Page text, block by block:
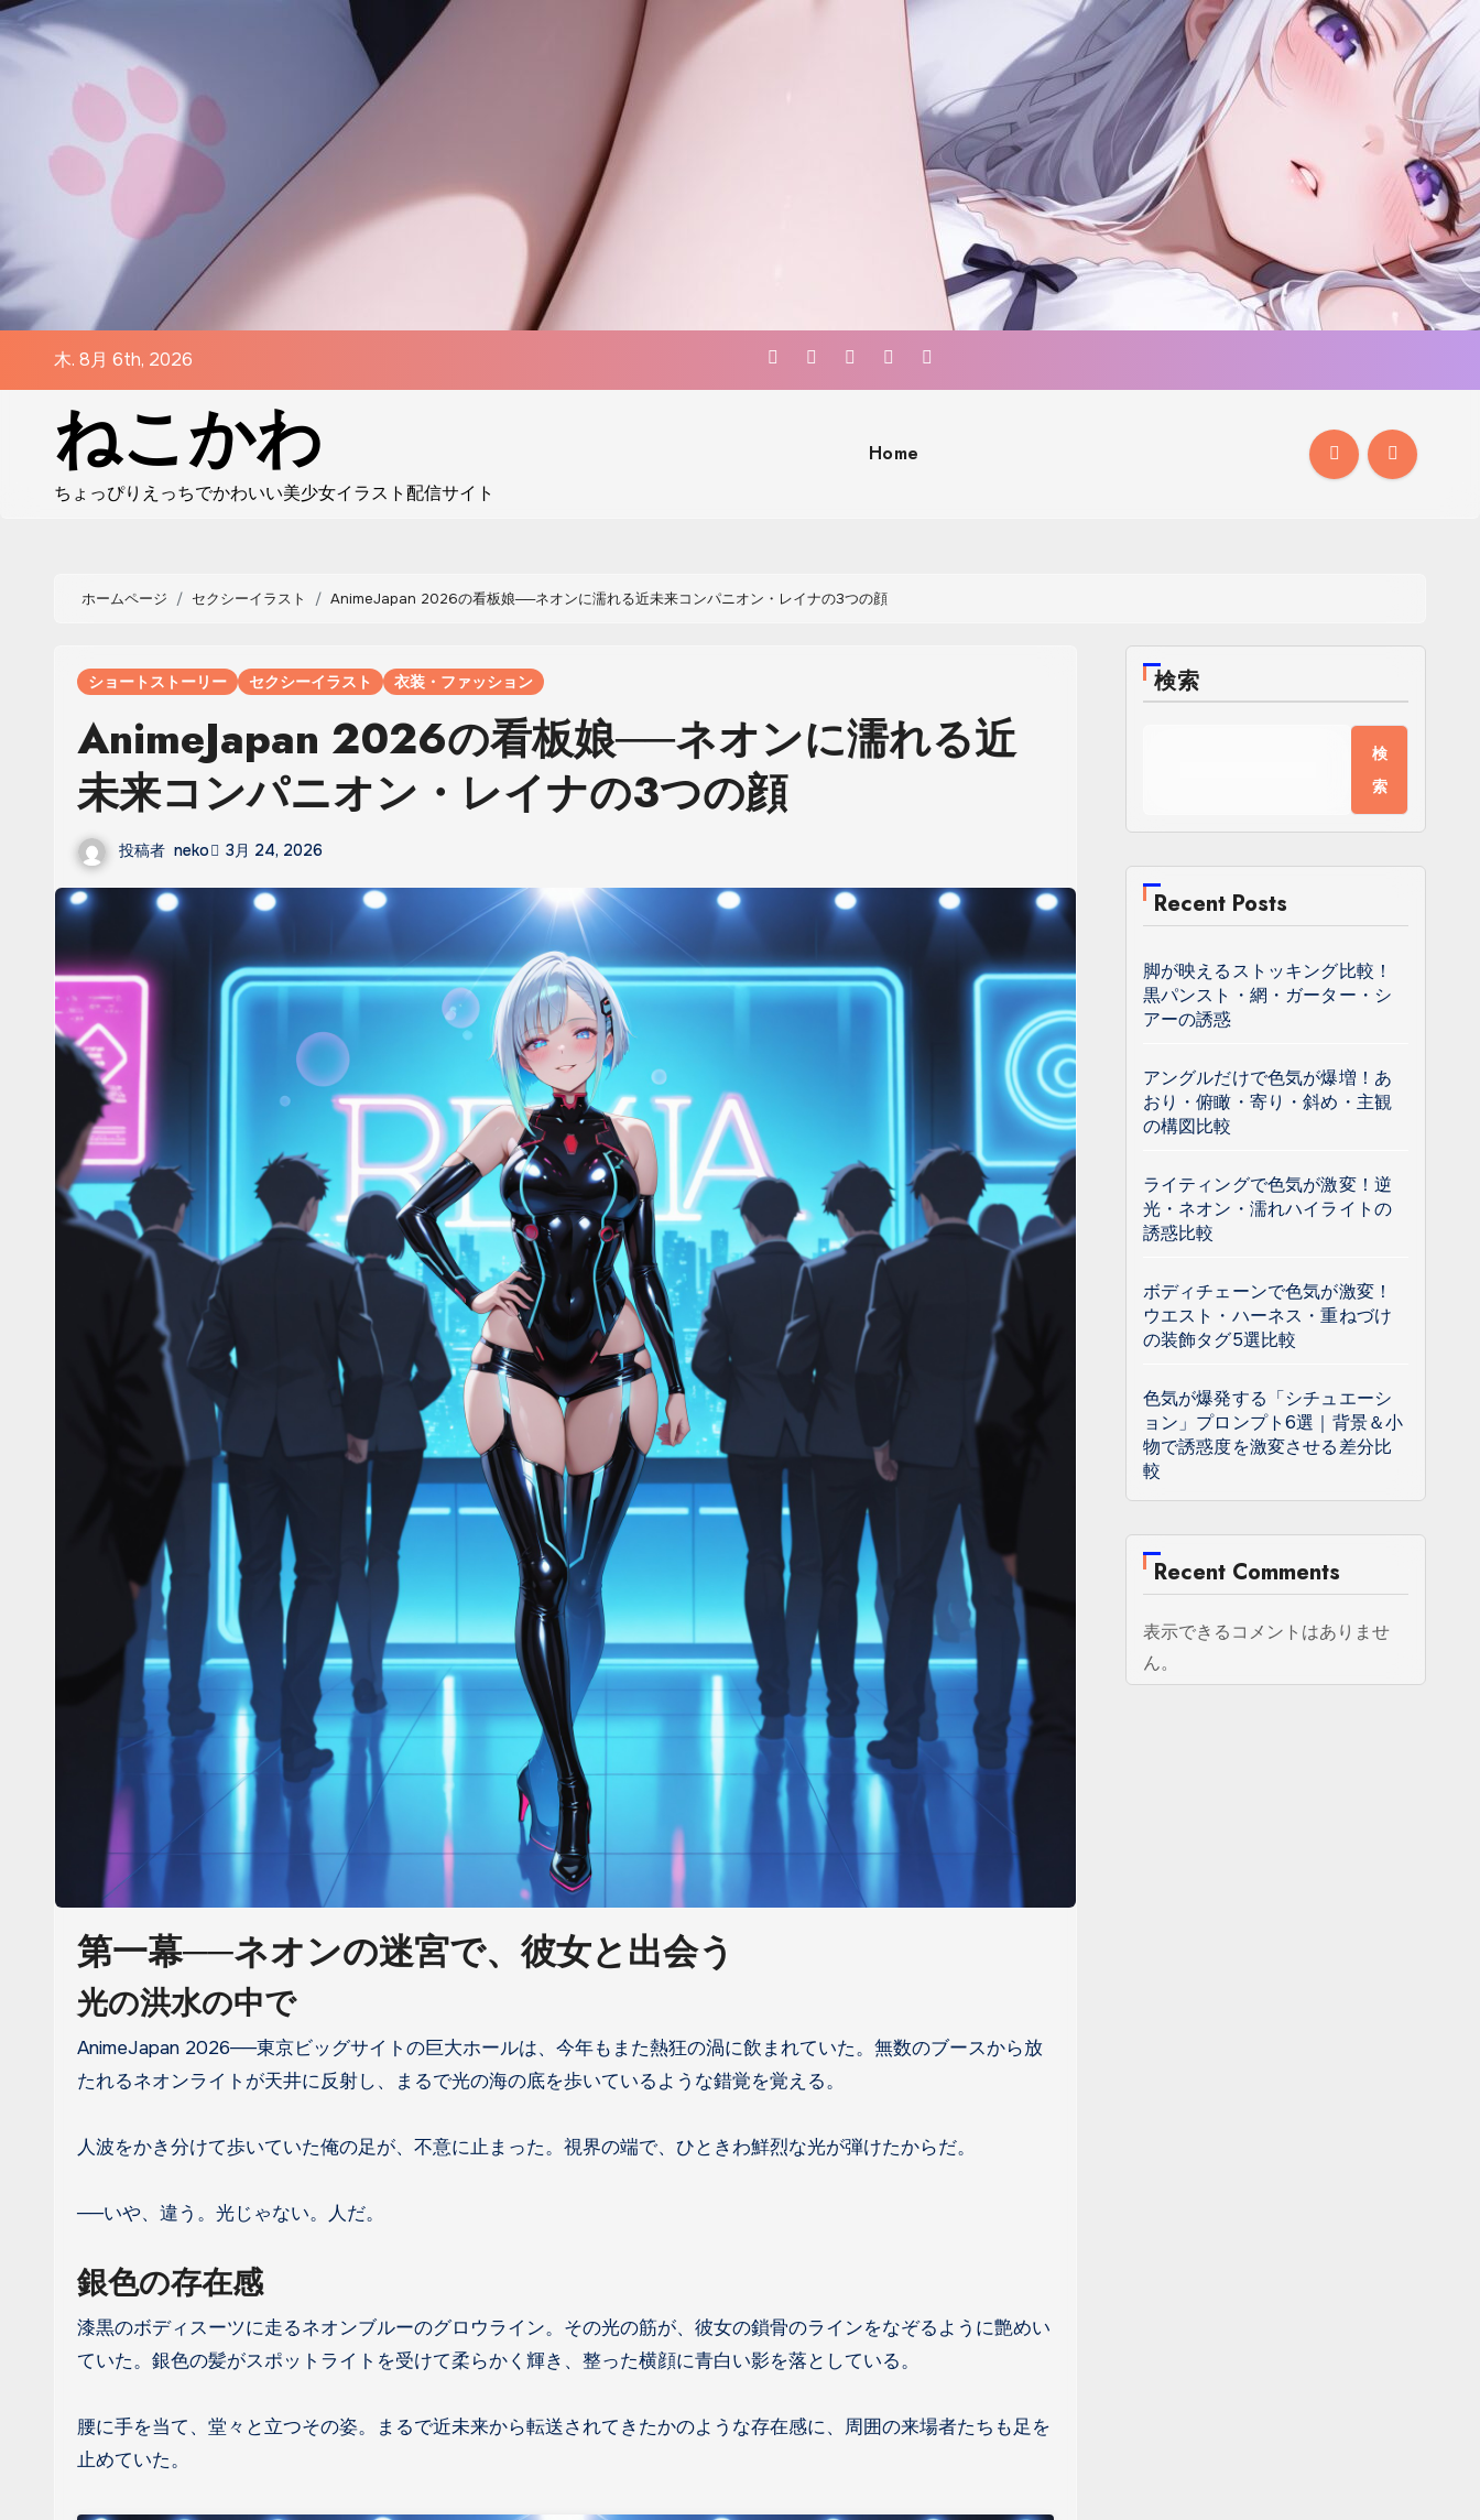
コ
ン
ッ
プ
木. 8月 6th, 2026
ねこかわ
ちょっぴりえっちでかわいい美少女イラスト配信サイト
Home
ホームページ セクシーイラスト AnimeJapan 2026の看板娘──ネオンに濡れる近未来コンパニオン・レイナの3つの顔
ショートストーリー セクシーイラスト 衣装・ファッション
AnimeJapan 2026の看板娘──ネオンに濡れる近
未来コンパニオン・レイナの3つの顔
投稿者 neko 3月 24, 2026
第一幕──ネオンの迷宮で、彼女と出会う
光の洪水の中で
AnimeJapan 2026──東京ビッグサイトの巨大ホールは、今年もまた熱狂の渦に飲まれていた。無数のブースから放
たれるネオンライトが天井に反射し、まるで光の海の底を歩いているような錯覚を覚える。
人波をかき分けて歩いていた俺の足が、不意に止まった。視界の端で、ひときわ鮮烈な光が弾けたからだ。
──いや、違う。光じゃない。人だ。
銀色の存在感
漆黒のボディスーツに走るネオンブルーのグロウライン。その光の筋が、彼女の鎖骨のラインをなぞるように艶めい
ていた。銀色の髪がスポットライトを受けて柔らかく輝き、整った横顔に青白い影を落としている。
腰に手を当て、堂々と立つその姿。まるで近未来から転送されてきたかのような存在感に、周囲の来場者たちも足を
止めていた。
検索
検
索
Recent Posts
脚が映えるストッキング比較！
黒パンスト・網・ガーター・シ
アーの誘惑
アングルだけで色気が爆増！あ
おり・俯瞰・寄り・斜め・主観
の構図比較
ライティングで色気が激変！逆
光・ネオン・濡れハイライトの
誘惑比較
ボディチェーンで色気が激変！
ウエスト・ハーネス・重ねづけ
の装飾タグ5選比較
色気が爆発する「シチュエーシ
ョン」プロンプト6選｜背景＆小
物で誘惑度を激変させる差分比
較
Recent Comments
表示できるコメントはありませ
ん。